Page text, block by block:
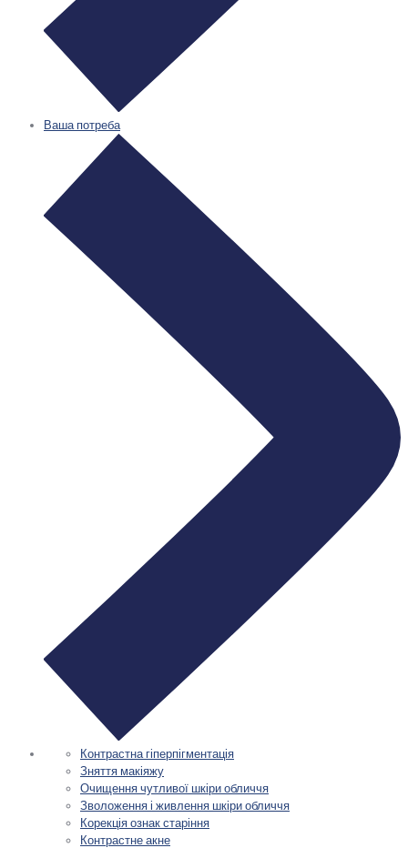
Ваша потреба
Контрастна гіперпігментація
Зняття макіяжу
Очищення чутливої шкіри обличчя
Зволоження і живлення шкіри обличчя
Корекція ознак старіння
Контрастне акне